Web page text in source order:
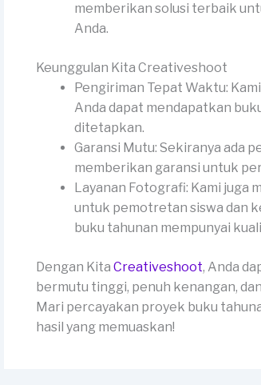
memberikan solusi terbaik
Anda.
Keunggulan Kita Creativeshoot
Pengiriman Tepat Waktu:
Anda dapat mendapatkan
ditetapkan.
Garansi Mutu: Sekiranya ada
memberikan garansi untuk
Layanan Fotografi: Kami juga
untuk pemotretan siswa dan
buku tahunan mempunyai
Dengan Kita Creativeshoot, Anda
bermutu tinggi, penuh kenangan,
Mari percayakan proyek buku
hasil yang memuaskan!